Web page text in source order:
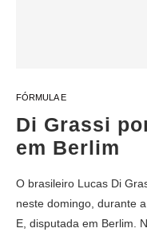
FÓRMULA E
Di Grassi
em Berlim
O brasileiro Lucas Di
neste domingo, durante
E, disputada em Berlim.